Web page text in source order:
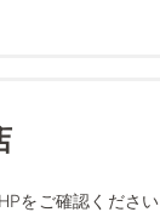
をご確認ください